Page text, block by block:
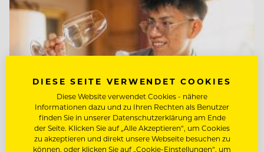
DIESE SEITE VERWENDET COOKIES
Diese Website verwendet Cookies - nähere
Informationen dazu und zu Ihren Rechten als Benutzer
finden Sie in unserer Datenschutzerklärung am Ende
der Seite. Klicken Sie auf „Alle Akzeptieren“, um Cookies
zu akzeptieren und direkt unsere Webseite besuchen zu
können, oder klicken Sie auf „Cookie-Einstellungen“, um